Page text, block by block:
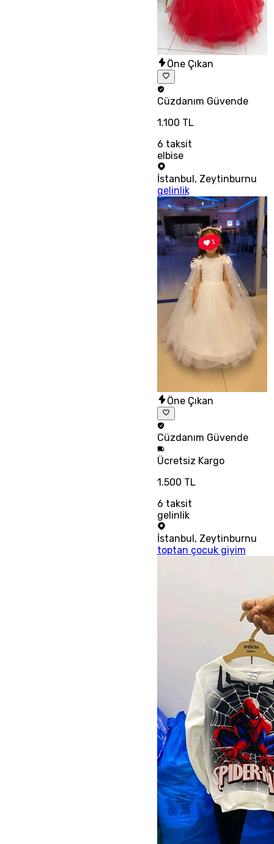
Öne Çıkan
Cüzdanım Güvende
1.100 TL
6 taksit
elbise
İstanbul, Zeytinburnu
gelinlik
Öne Çıkan
Cüzdanım Güvende
Ücretsiz Kargo
1.500 TL
6 taksit
gelinlik
İstanbul, Zeytinburnu
toptan çocuk giyim